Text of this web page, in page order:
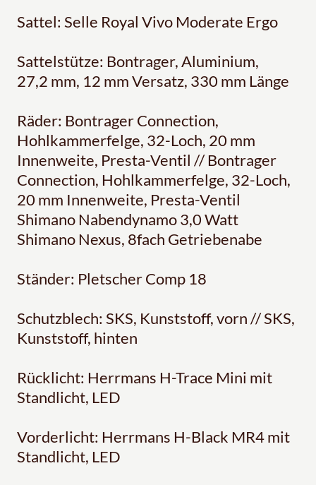
Sattel: Selle Royal Vivo Moderate Ergo
Sattelstütze: Bontrager, Aluminium,
27,2 mm, 12 mm Versatz, 330 mm Länge
Räder: Bontrager Connection,
Hohlkammerfelge, 32-Loch, 20 mm
Innenweite, Presta-Ventil // Bontrager
Connection, Hohlkammerfelge, 32-Loch,
20 mm Innenweite, Presta-Ventil
Shimano Nabendynamo 3,0 Watt
Shimano Nexus, 8fach Getriebenabe
Ständer: Pletscher Comp 18
Schutzblech: SKS, Kunststoff, vorn // SKS,
Kunststoff, hinten
Rücklicht: Herrmans H-Trace Mini mit
Standlicht, LED
Vorderlicht: Herrmans H-Black MR4 mit
Standlicht, LED